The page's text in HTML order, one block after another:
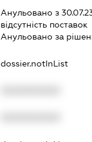
Анульовано з
вiдсутнiсть поставок
Анульовано за
dossier.notInList